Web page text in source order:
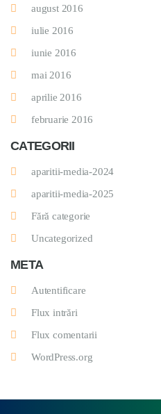
august 2016
iulie 2016
iunie 2016
mai 2016
aprilie 2016
februarie 2016
CATEGORII
aparitii-media-2024
aparitii-media-2025
Fără categorie
Uncategorized
META
Autentificare
Flux intrări
Flux comentarii
WordPress.org